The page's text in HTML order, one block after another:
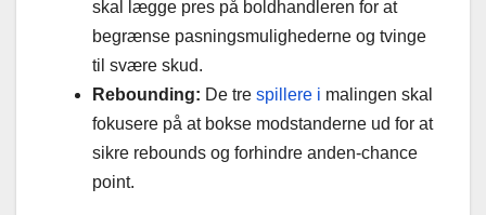
skal lægge pres på boldhandleren for at
begrænse pasningsmulighederne og tvinge
til svære skud.
Rebounding: De tre spillere i malingen skal
fokusere på at bokse modstanderne ud for at
sikre rebounds og forhindre anden-chance
point.